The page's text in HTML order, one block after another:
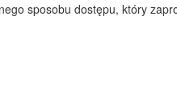
sposobu dostępu, który